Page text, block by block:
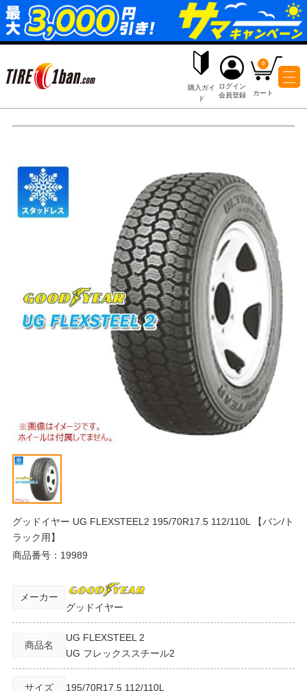
購入ガイ
ド
ログイン
グッドイヤー UG FLEXSTEEL2 195/70R17.5 112/110L 【バン/ト
ラック用】
商品番号： 19989
メーカー
グッドイヤー
商品名
UG FLEXSTEEL 2
UG フレックススチール2
サイズ 195/70R17.5 112/110L